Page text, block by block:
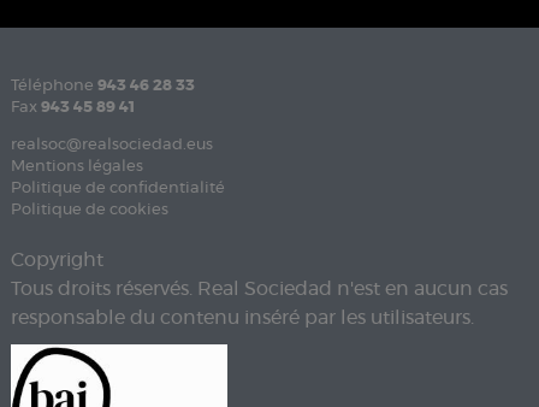
Téléphone 943 46 28 33
Fax 943 45 89 41
realsoc@realsociedad.eus
Mentions légales
Politique de confidentialité
Politique de cookies
Copyright
Tous droits réservés. Real Sociedad n'est en aucun cas
responsable du contenu inséré par les utilisateurs.